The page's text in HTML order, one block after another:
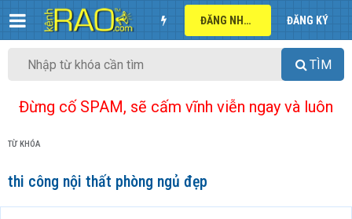
ĐĂNG NHẬP ĐĂNG KÝ
TÌM
Đừng cố SPAM, sẽ cấm vĩnh viễn ngay và luôn
TỪ KHÓA
thi công nội thất phòng ngủ đẹp